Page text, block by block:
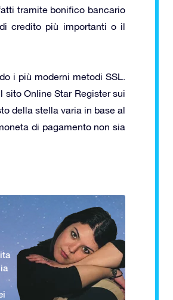
tramite bonifico bancario
credito più importanti o il
i più moderni metodi SSL.
Online Star Register sui
della stella varia in base al
di pagamento non sia